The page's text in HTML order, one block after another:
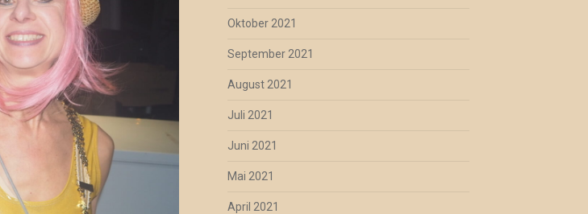
Oktober 2021
September 2021
August 2021
Juli 2021
Juni 2021
Mai 2021
April 2021